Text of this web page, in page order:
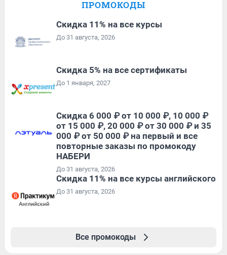
ПРОМОКОДЫ
Скидка 11% на все курсы
До 31 августа, 2026
Скидка 5% на все сертификаты
До 1 января, 2027
Скидка 6 000 ₽ от 10 000 ₽, 10 000 ₽
от 15 000 ₽, 20 000 ₽ от 30 000 ₽ и 35
000 ₽ от 50 000 ₽ на первый и все
повторные заказы по промокоду
НАБЕРИ
До 31 августа, 2026
Скидка 11% на все курсы английского
До 31 августа, 2026
Все промокоды